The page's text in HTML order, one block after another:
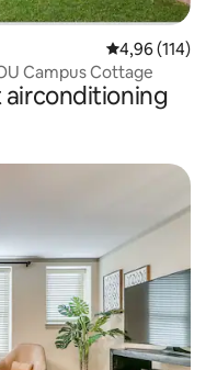
Gemiddelde
4,96 (114)
Campus Cottage